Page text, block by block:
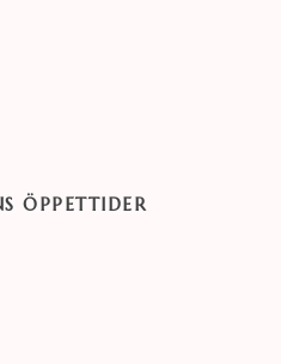
ÖPPETTIDER